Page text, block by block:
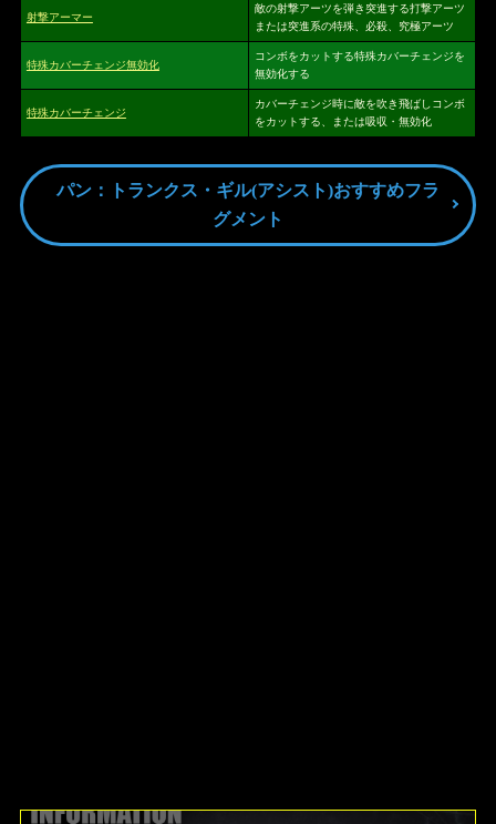
射撃アーマー
敵の射撃アーツを弾き突進する打撃アーツ
または突進系の特殊、必殺、究極アーツ
特殊カバーチェンジ無効化
コンボをカットする特殊カバーチェンジを
無効化する
特殊カバーチェンジ
カバーチェンジ時に敵を吹き飛ばしコンボ
をカットする、または吸収・無効化
パン：トランクス・ギル(アシスト)おすすめフラ
グメント